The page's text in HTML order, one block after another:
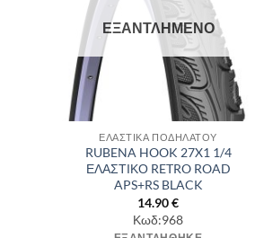
ΕΞΑΝΤΛΗΜΈΝΟ
ΕΛΑΣΤΙΚΑ ΠΟΔΗΛΑΤΟΥ
RUBENA HOOK 27X1 1/4
ΕΛΑΣΤΙΚΟ RETRO ROAD
APS+RS BLACK
14.90€
Κωδ:968